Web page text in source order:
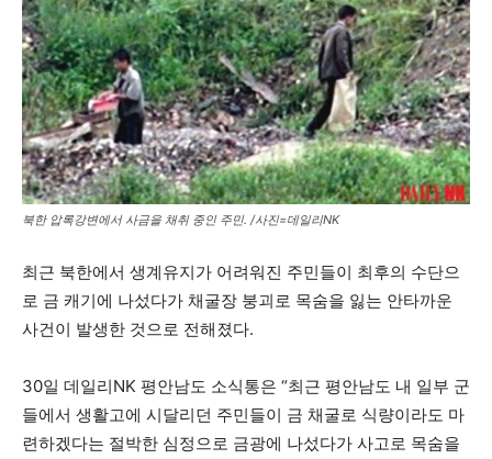
북한 압록강변에서 사금을 채취 중인 주민. /사진=데일리NK
최근 북한에서 생계유지가 어려워진 주민들이 최후의 수단으
로 금 캐기에 나섰다가 채굴장 붕괴로 목숨을 잃는 안타까운
사건이 발생한 것으로 전해졌다.
30일 데일리NK 평안남도 소식통은 “최근 평안남도 내 일부 군
들에서 생활고에 시달리던 주민들이 금 채굴로 식량이라도 마
련하겠다는 절박한 심정으로 금광에 나섰다가 사고로 목숨을